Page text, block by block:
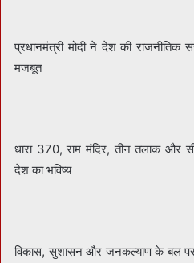
प्रधानमंत्री मोदी ने देश की राजनीतिक
मजबूत
धारा 370, राम मंदिर, तीन तलाक और
देश का भविष्य
विकास, सुशासन और जनकल्याण के बल पर